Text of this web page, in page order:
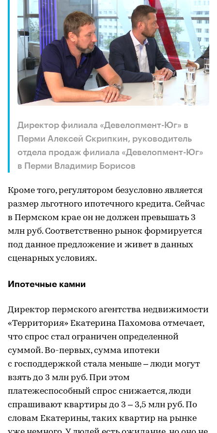
Директор филиала «Девелопмент-Юг» в
Перми Алексей Скрипкин, руководитель
отдела продаж филиала «Девелопмент-Юг»
в Перми Владимир Борисов
Кроме того, регулятором безусловно является
размер льготного ипотечного кредита. Сейчас
в Пермском крае он не должен превышать 3
млн руб. Соответственно рынок формируется
под данное предложение и живет в данных
сценарных условиях.
Ипотечные камни
Директор пермского агентства недвижимости
«Территория» Екатерина Пахомова отмечает,
что спрос стал ограничен определенной
суммой. Во-первых, сумма ипотеки
с господдержкой стала меньше – люди могут
взять до 3 млн руб. При этом
платежеспособный спрос снижается, люди
спрашивают квартиры до 3 – 3,5 млн руб. По
словам Екатерины, таких квартир на рынке